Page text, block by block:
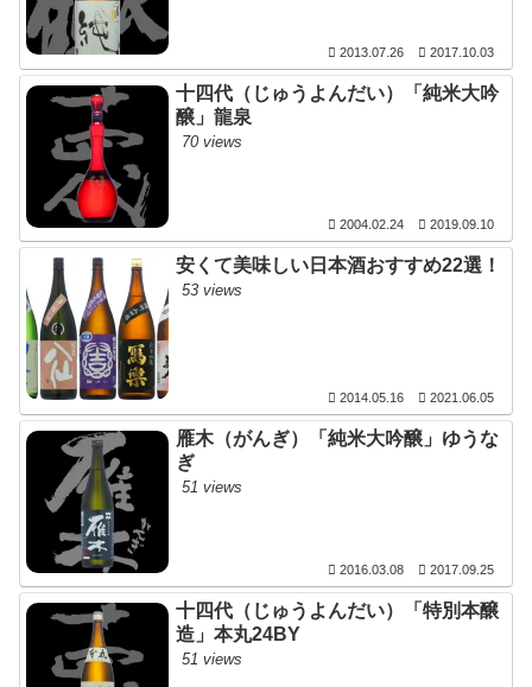
2013.07.26 2017.10.03
十四代（じゅうよんだい）「純米大吟
醸」龍泉
70 views
2004.02.24 2019.09.10
安くて美味しい日本酒おすすめ22選！
53 views
2014.05.16 2021.06.05
雁木（がんぎ）「純米大吟醸」ゆうな
ぎ
51 views
2016.03.08 2017.09.25
十四代（じゅうよんだい）「特別本醸
造」本丸24BY
51 views